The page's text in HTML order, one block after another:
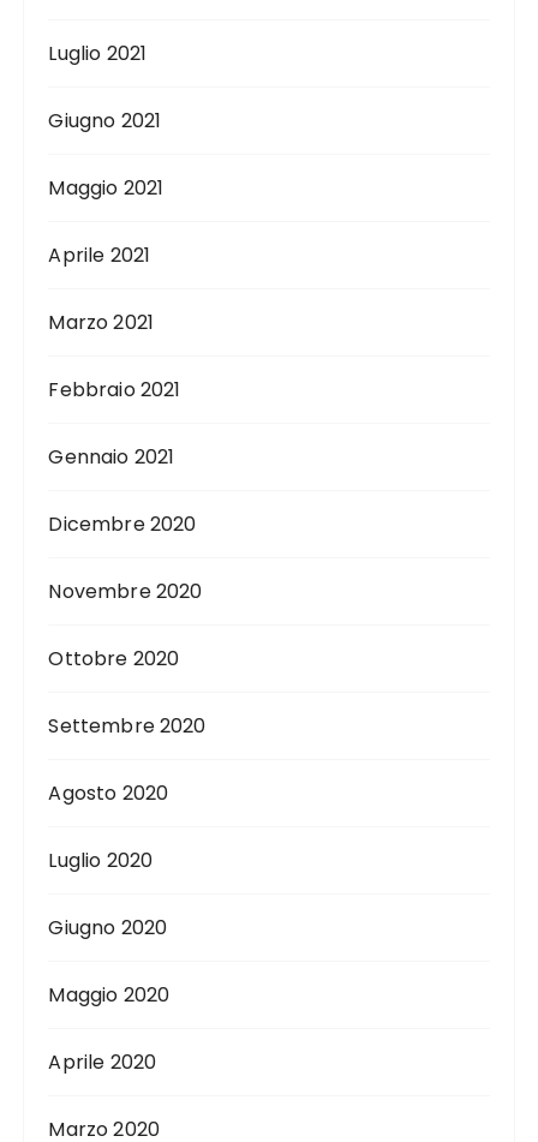
Luglio 2021
Giugno 2021
Maggio 2021
Aprile 2021
Marzo 2021
Febbraio 2021
Gennaio 2021
Dicembre 2020
Novembre 2020
Ottobre 2020
Settembre 2020
Agosto 2020
Luglio 2020
Giugno 2020
Maggio 2020
Aprile 2020
Marzo 2020